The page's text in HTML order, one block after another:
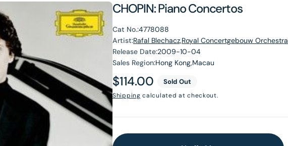
CHOPIN: Piano Concertos
Cat No.:4778088
Artist:Rafal Blechacz,Royal Concertgebouw Orchestra
Release Date:2009-10-04
Sales Region:Hong Kong,Macau
Regular
price
$114.00 Sold Out
Shipping calculated at checkout.